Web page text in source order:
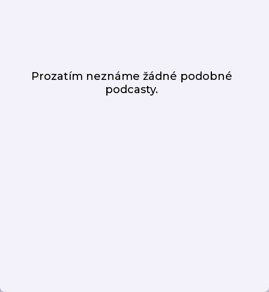
Prozatím neznáme žádné podobné
podcasty.